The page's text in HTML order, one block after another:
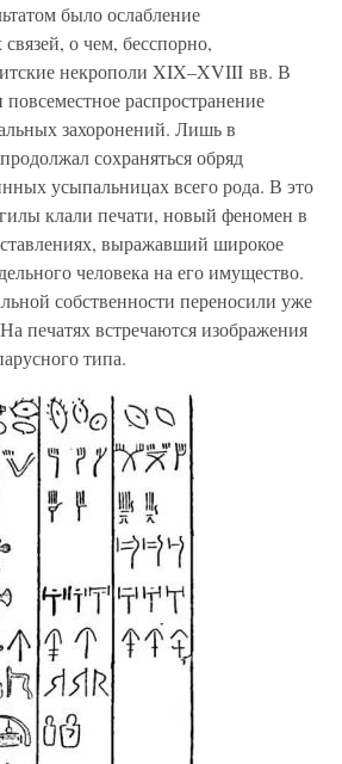
было ослабление
о чем, бесспорно,
некрополи XIX–XVIII вв. В
распространение
захоронений. Лишь в
сохраняться обряд
усыпальницах всего рода. В это
клали печати, новый феномен в
выражавший широкое
человека на его имущество.
собственности переносили уже
печатях встречаются изображения
типа.